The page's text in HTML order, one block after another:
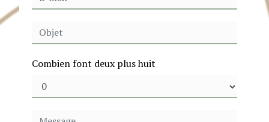
Combien font deux plus huit